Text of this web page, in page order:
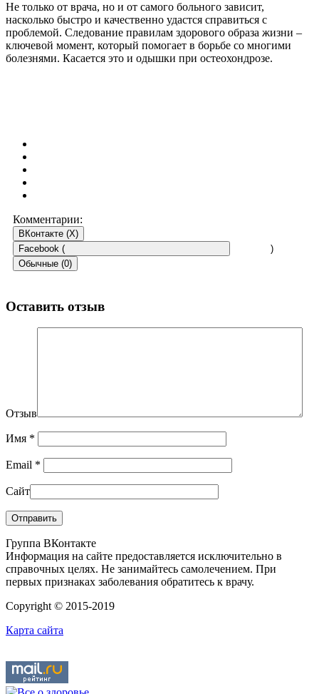
Не только от врача, но и от самого больного зависит,
насколько быстро и качественно удастся справиться с
проблемой. Следование правилам здорового образа жизни –
ключевой момент, который помогает в борьбе со многими
болезнями. Касается это и одышки при остеохондрозе.
Комментарии:
ВКонтакте (X)
Facebook (
)
Обычные (0)
Оставить отзыв
Отзыв
Имя *
Email *
Сайт
Группа ВКонтакте
Информация на сайте предоставляется исключительно в
справочных целях. Не занимайтесь самолечением. При
первых признаках заболевания обратитесь к врачу.
Copyright © 2015-2019
Карта сайта